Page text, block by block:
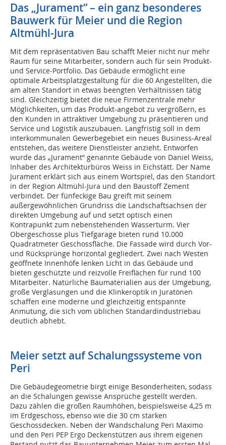
Das „Jurament“ – ein ganz besonderes
Bauwerk für Meier und die Region
Altmühl-Jura
Mit dem repräsentativen Bau schafft Meier nicht nur mehr
Raum für seine Mitarbeiter, sondern auch für sein Produkt-
und Service-Portfolio. Das Gebäude ermöglicht eine
optimale Arbeitsplatzgestaltung für die 60 Angestellten, die
am alten Standort in etwas beengten Verhältnissen tätig
sind. Gleichzeitig bietet die neue Firmenzentrale mehr
Möglichkeiten, um das Produkt-angebot zu vergrößern, es
den Kunden in attraktiver Umgebung zu präsentieren und
Service und Logistik auszubauen. Langfristig soll in dem
interkommunalen Gewerbegebiet ein neues Business-Areal
entstehen, das weitere Dienstleister anzieht. Entworfen
wurde das „Jurament“ genannte Gebäude von Daniel Weiss,
Inhaber des Architekturbüros Weiss in Eichstätt. Der Name
Jurament erklärt sich aus einem Wortspiel, das den Standort
in der Region Altmühl-Jura und den Baustoff Zement
verbindet. Der fünfeckige Bau greift mit seinem
außergewöhnlichen Grundriss die Landschaftsachsen der
direkten Umgebung auf und setzt optisch einen
Kontrapunkt zum nebenstehenden Wasserturm. Vier
Obergeschosse plus Tiefgarage bieten rund 10.000
Quadratmeter Geschossfläche. Die Fassade wird durch Vor-
und Rücksprünge horizontal gegliedert. Zwei nach Westen
geöffnete Innenhöfe lenken Licht in das Gebäude und
bieten geschützte und reizvolle Freiflächen für rund 100
Mitarbeiter. Natürliche Baumaterialien aus der Umgebung,
große Verglasungen und die Klinkeroptik in Juratönen
schaffen eine moderne und gleichzeitig entspannte
Anmutung, die sich vom üblichen Standardindustriebau
deutlich abhebt.
Meier setzt auf Schalungssysteme von
Peri
Die Gebäudegeometrie birgt einige Besonderheiten, sodass
an die Schalungen gewisse Ansprüche gestellt werden.
Dazu zählen die großen Raumhöhen, beispielsweise 4,25 m
im Erdgeschoss, ebenso wie die 30 cm starken
Geschossdecken. Neben der Wandschalung Peri Maximo
und den Peri PEP Ergo Deckenstützen aus ihrem eigenen